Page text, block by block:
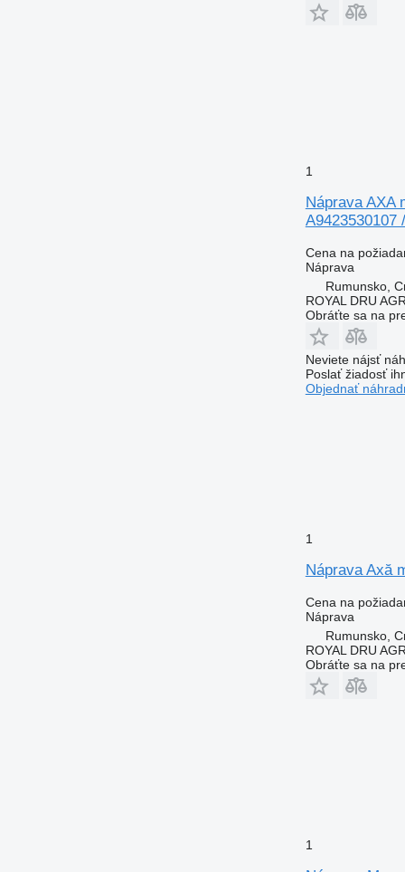
1
Náprava AXA
A9423530107
Cena na
Náprava
Rumunsko,
ROYAL DRU
Obráťte sa na
Neviete nájsť
Poslať žiadosť
Objednať
1
Náprava Axă
Cena na
Náprava
Rumunsko,
ROYAL DRU
Obráťte sa na
1